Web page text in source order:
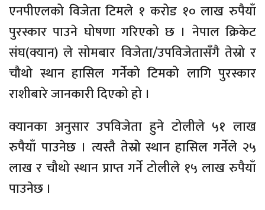
एनपीएलको विजेता टिमले १ करोड १० लाख रुपैयाँ
पुरस्कार पाउने घोषणा गरिएको छ । नेपाल क्रिकेट
संघ(क्यान) ले सोमबार विजेता/उपविजेतासँगै तेस्रो र
चौथो स्थान हासिल गर्नेको टिमको लागि पुरस्कार
राशीबारे जानकारी दिएको हो ।
क्यानका अनुसार उपविजेता हुने टोलीले ५१ लाख
रुपैयाँ पाउनेछ । त्यस्तै तेस्रो स्थान हासिल गर्नेले २५
लाख र चौथो स्थान प्राप्त गर्ने टोलीले १५ लाख रुपैयाँ
पाउनेछ ।